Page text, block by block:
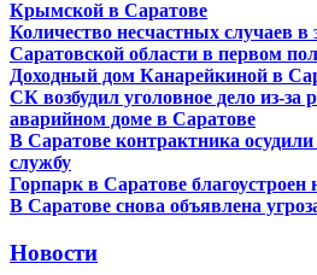
Крымской в Саратове
Количество несчастных случаев в
Саратовской области в первом
Доходный дом Канарейкиной в
СК возбудил уголовное дело из-
аварийном доме в Саратове
В Саратове контрактника
службу
Горпарк в Саратове благоустроен
В Саратове снова объявлена
Новости